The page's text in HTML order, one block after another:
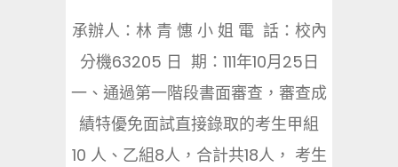
承辦人：林 青 憓 小 姐 電 話：校內
分機63205 日 期：111年10月25日
一、通過第一階段書面審查，審查成
績特優免面試直接錄取的考生甲組
10 人、乙組8人，合計共18人， 考生